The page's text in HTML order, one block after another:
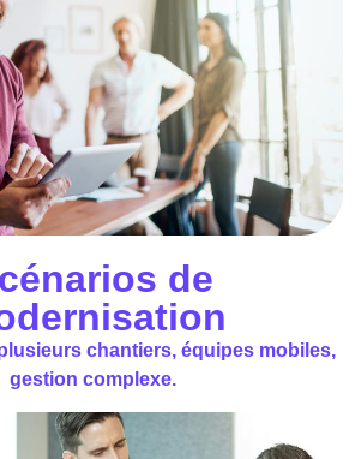
de
chantiers, équipes mobiles,
gestion complexe.